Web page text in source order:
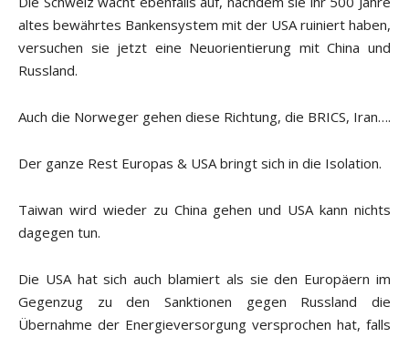
altes bewährtes Bankensystem mit der USA ruiniert haben,
versuchen sie jetzt eine Neuorientierung mit China und
Russland.
Auch die Norweger gehen diese Richtung, die BRICS, Iran….
Der ganze Rest Europas & USA bringt sich in die Isolation.
Taiwan wird wieder zu China gehen und USA kann nichts
dagegen tun.
Die USA hat sich auch blamiert als sie den Europäern im
Gegenzug zu den Sanktionen gegen Russland die
Übernahme der Energieversorgung versprochen hat, falls